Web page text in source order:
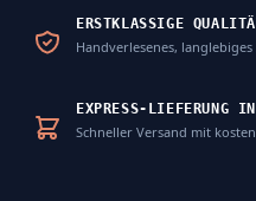
ERSTKLASSIGE
Handverlesenes,
EXPRESS-LIEFERUNG
Schneller Versand mit